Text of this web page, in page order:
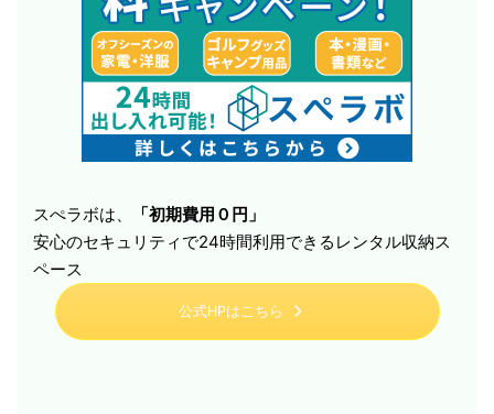
スぺラボは、
「初期費用０円」
安心のセキュリティで24時間利用できるレンタル収納ス
ペース
公式HPはこちら